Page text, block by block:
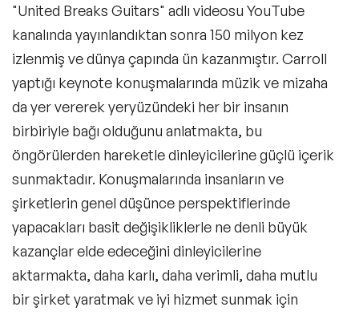
"United Breaks Guitars" adlı videosu YouTube
kanalında yayınlandıktan sonra 150 milyon kez
izlenmiş ve dünya çapında ün kazanmıştır. Carroll
yaptığı keynote konuşmalarında müzik ve mizaha
da yer vererek yeryüzündeki her bir insanın
birbiriyle bağı olduğunu anlatmakta, bu
öngörülerden hareketle dinleyicilerine güçlü içerik
sunmaktadır. Konuşmalarında insanların ve
şirketlerin genel düşünce perspektiflerinde
yapacakları basit değişikliklerle ne denli büyük
kazançlar elde edeceğini dinleyicilerine
aktarmakta, daha karlı, daha verimli, daha mutlu
bir şirket yaratmak ve iyi hizmet sunmak için